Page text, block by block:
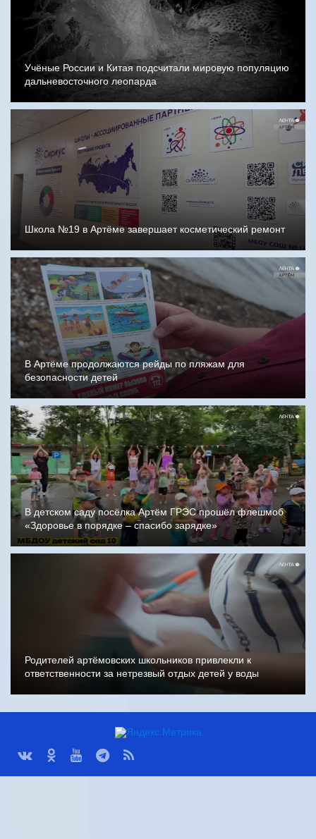
Учёные России и Китая подсчитали мировую популяцию
дальневосточного леопарда
Школа №19 в Артёме завершает косметический ремонт
В Артёме продолжаются рейды по пляжам для
безопасности детей
В детском саду посёлка Артём ГРЭС прошёл флешмоб
«Здоровье в порядке – спасибо зарядке»
Родителей артёмовских школьников привлекли к
ответственности за нетрезвый отдых детей у воды